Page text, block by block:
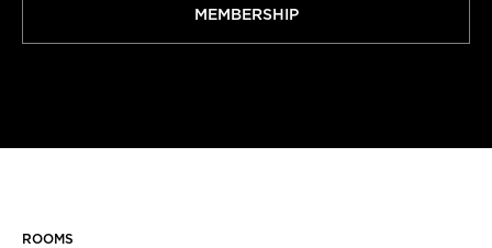
MEMBERSHIP
ROOMS